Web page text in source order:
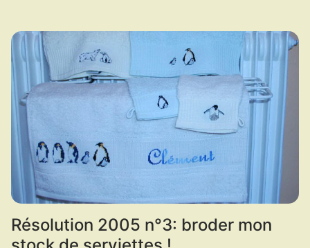
Résolution 2005 n°3: broder mon